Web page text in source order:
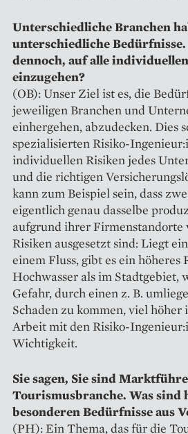
Unterschiedliche Branchen
unterschiedliche Bedürfnisse.
dennoch, auf alle
einzugehen?
(OB): Unser Ziel ist es, die
jeweiligen Branchen und
einher­gehen, abzudecken. Dies
spezialisierten Risiko-
individuellen Risiken jedes
und die richtigen
kann zum Beispiel sein, dass
eigentlich genau dasselbe
aufgrund ihrer Firmenstandorte
Risiken ausgesetzt sind: Liegt
einem Fluss, gibt es ein höheres
Hochwasser als im Stadtgebiet,
Gefahr, durch einen z. B.
Schaden zu kommen, viel höher
Arbeit mit den Risiko-
Wichtigkeit.
Sie sagen, Sie sind
Tourismusbranche. Was sind
besonderen Bedürf­nisse aus
(PH): Ein Thema, das für die